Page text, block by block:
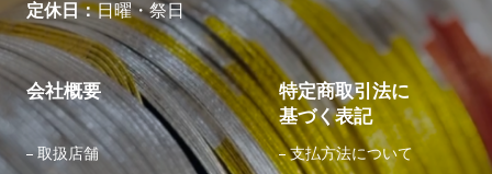
定休日
日曜・祭日
会社概要
取扱店舗
特定商取引法に
基づく表記
支払方法について